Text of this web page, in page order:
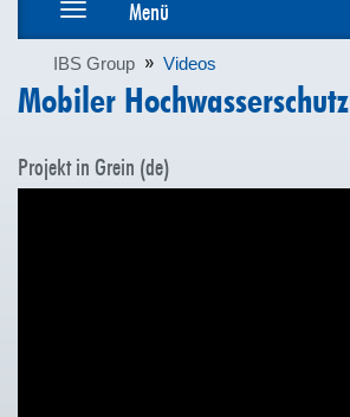
Toggle
Menü
IBS Group Videos
Mobiler Hochwasserschutz
Projekt in Grein (de)